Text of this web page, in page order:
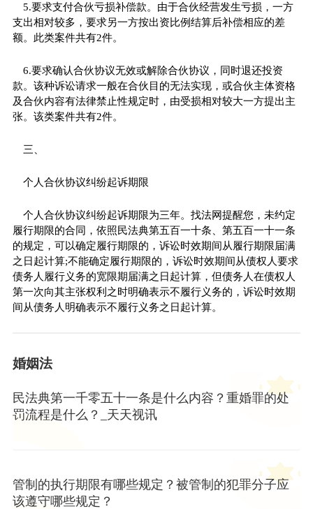
5.要求支付合伙亏损补偿款。由于合伙经营发生亏损，一方
支出相对较多，要求另一方按出资比例结算后补偿相应的差
额。此类案件共有2件。
6.要求确认合伙协议无效或解除合伙协议，同时退还投资
款。该种诉讼请求一般在合伙目的无法实现，或合伙主体资格
及合伙内容有法律禁止性规定时，由受损相对较大一方提出主
张。该类案件共有2件。
三、
个人合伙协议纠纷起诉期限
个人合伙协议纠纷起诉期限为三年。找法网提醒您，未约定
履行期限的合同，依照民法典第五百一十条、第五百一十一条
的规定，可以确定履行期限的，诉讼时效期间从履行期限届满
之日起计算;不能确定履行期限的，诉讼时效期间从债权人要求
债务人履行义务的宽限期届满之日起计算，但债务人在债权人
第一次向其主张权利之时明确表示不履行义务的，诉讼时效期
间从债务人明确表示不履行义务之日起计算。
婚姻法
民法典第一千零五十一条是什么内容？重婚罪的处
罚流程是什么？_天天视讯
管制的执行期限有哪些规定？被管制的犯罪分子应
该遵守哪些规定？